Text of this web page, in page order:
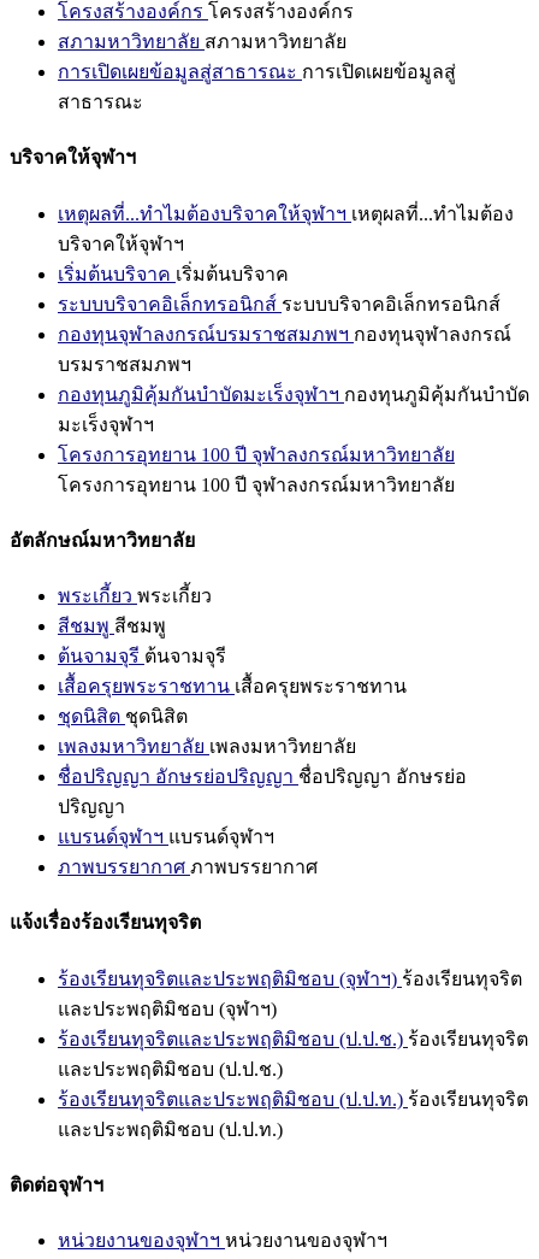
โครงสร้างองค์กร โครงสร้างองค์กร
สภามหาวิทยาลัย สภามหาวิทยาลัย
การเปิดเผยข้อมูลสู่สาธารณะ การเปิดเผยข้อมูลสู่
สาธารณะ
บริจาคให้จุฬาฯ
เหตุผลที่...ทำไมต้องบริจาคให้จุฬาฯ เหตุผลที่...ทำไมต้อง
บริจาคให้จุฬาฯ
เริ่มต้นบริจาค เริ่มต้นบริจาค
ระบบบริจาคอิเล็กทรอนิกส์ ระบบบริจาคอิเล็กทรอนิกส์
กองทุนจุฬาลงกรณ์บรมราชสมภพฯ กองทุนจุฬาลงกรณ์
บรมราชสมภพฯ
กองทุนภูมิคุ้มกันบำบัดมะเร็งจุฬาฯ กองทุนภูมิคุ้มกันบำบัด
มะเร็งจุฬาฯ
โครงการอุทยาน 100 ปี จุฬาลงกรณ์มหาวิทยาลัย
โครงการอุทยาน 100 ปี จุฬาลงกรณ์มหาวิทยาลัย
อัตลักษณ์มหาวิทยาลัย
พระเกี้ยว พระเกี้ยว
สีชมพู สีชมพู
ต้นจามจุรี ต้นจามจุรี
เสื้อครุยพระราชทาน เสื้อครุยพระราชทาน
ชุดนิสิต ชุดนิสิต
เพลงมหาวิทยาลัย เพลงมหาวิทยาลัย
ชื่อปริญญา อักษรย่อปริญญา ชื่อปริญญา อักษรย่อ
ปริญญา
แบรนด์จุฬาฯ แบรนด์จุฬาฯ
ภาพบรรยากาศ ภาพบรรยากาศ
แจ้งเรื่องร้องเรียนทุจริต
ร้องเรียนทุจริตและประพฤติมิชอบ (จุฬาฯ) ร้องเรียนทุจริต
และประพฤติมิชอบ (จุฬาฯ)
ร้องเรียนทุจริตและประพฤติมิชอบ (ป.ป.ช.) ร้องเรียนทุจริต
และประพฤติมิชอบ (ป.ป.ช.)
ร้องเรียนทุจริตและประพฤติมิชอบ (ป.ป.ท.) ร้องเรียนทุจริต
และประพฤติมิชอบ (ป.ป.ท.)
ติดต่อจุฬาฯ
หน่วยงานของจุฬาฯ หน่วยงานของจุฬาฯ